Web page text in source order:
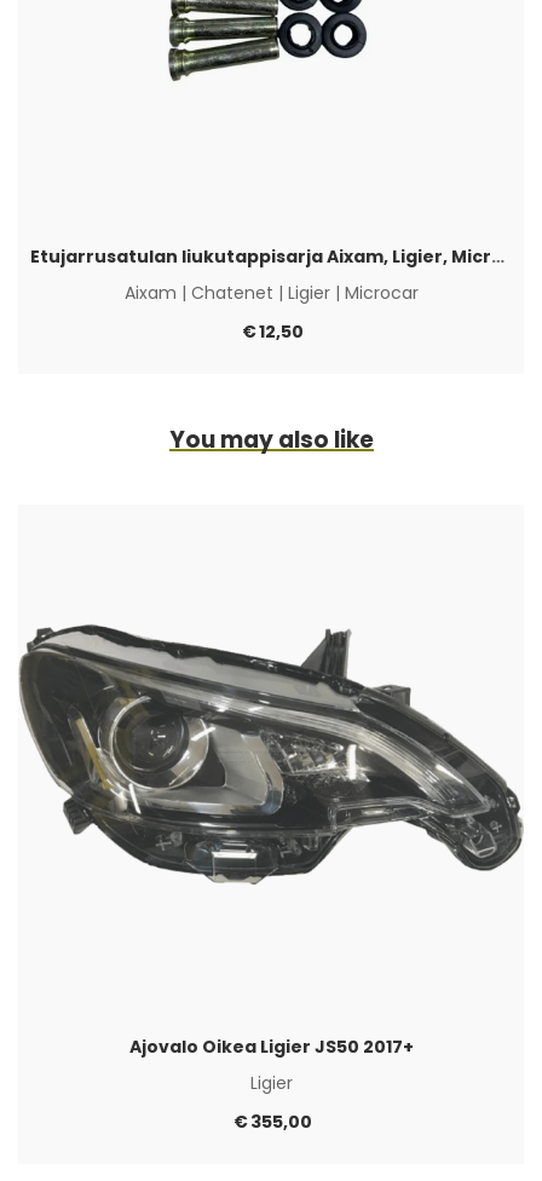
Etujarrusatulan liukutappisarja Aixam, Ligier, Microcar & Chatenet
Aixam | Chatenet | Ligier| Microcar
€12,50
You may also like
Ajovalo Oikea Ligier JS50 2017+
Ligier
€355,00